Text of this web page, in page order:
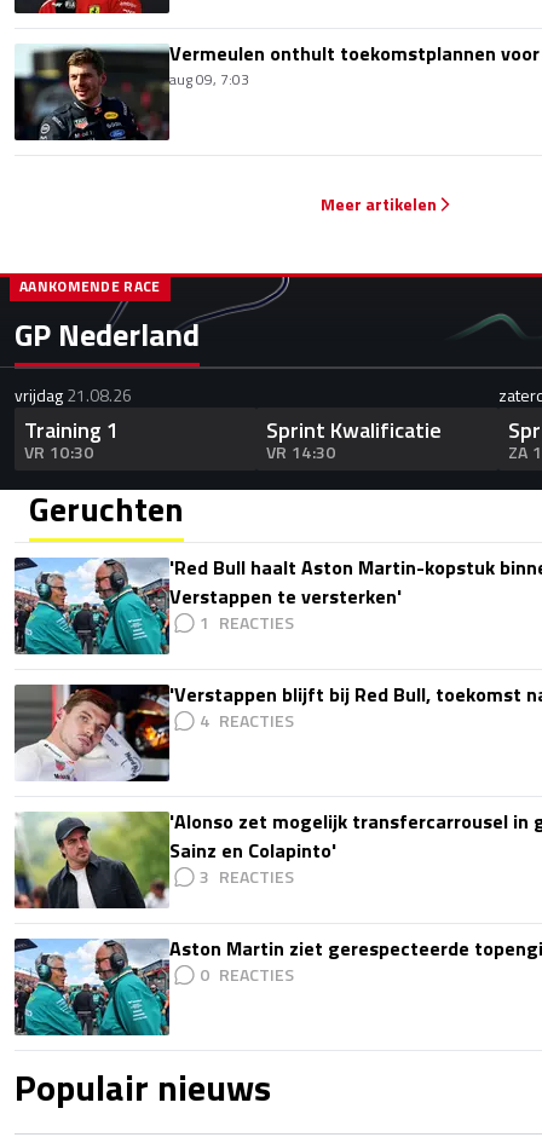
Vermeulen onthult toekomstplannen
aug 09, 7:03
Meer artikelen
GP Nederland
AANKOMENDE RACE
vrijdag21.08.26
Training 1
VR 10:30
Sprint Kwalificatie
VR 14:30 ZA
Geruchten
'Red Bull haalt Aston Martin-kopstuk
Verstappen te versterken'
1
'Verstappen blijft bij Red Bull, toekomst
4
'Alonso zet mogelijk transfercarrousel in
Sainz en Colapinto'
3
Aston Martin ziet gerespecteerde
0
Populair nieuws